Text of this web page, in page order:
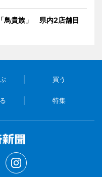
鳥貴族」 県内2店舗目
買う
特集